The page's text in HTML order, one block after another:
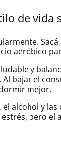
de vida
aeróbico
y
Al bajar el
mejor.
el alcohol y
pero el